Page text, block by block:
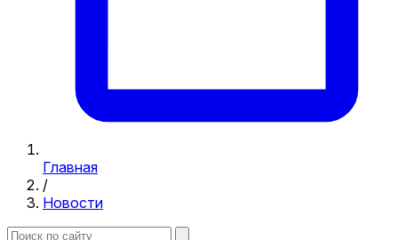
Главная
/
Новости